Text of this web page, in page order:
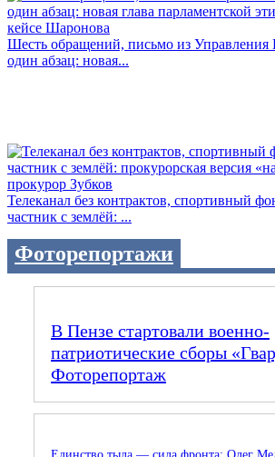
Шесть обращений, письмо из
один абзац: новая...
Телеканал без контрактов, спортивный
частник с землёй: ...
Фоторепортажи
В Пензе стартовали военно-
патриотические сборы
Фоторепортаж